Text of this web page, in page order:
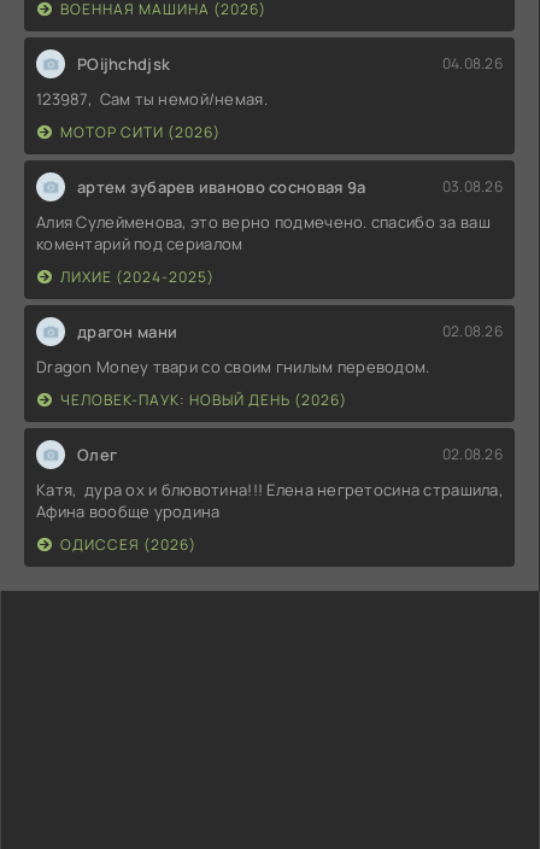
ВОЕННАЯ МАШИНА (2026)
POijhchdjsk 04.08.26
123987, Сам ты немой/немая.
МОТОР СИТИ (2026)
артем зубарев иваново сосновая 9а 03.08.26
Алия Сулейменова, это верно подмечено. спасибо за ваш
коментарий под сериалом
ЛИХИЕ (2024-2025)
драгон мани 02.08.26
Dragon Money твари со своим гнилым переводом.
ЧЕЛОВЕК-ПАУК: НОВЫЙ ДЕНЬ (2026)
Олег 02.08.26
Катя, дура ох и блювотина!!! Елена негретосина страшила,
Афина вообще уродина
ОДИССЕЯ (2026)